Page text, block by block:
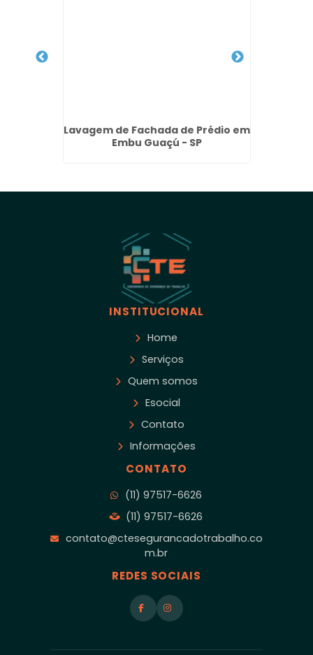
Lavagem de Fachada de Prédio em
Embu Guaçú - SP
INSTITUCIONAL
Home
Serviços
Quem somos
Esocial
Contato
Informações
CONTATO
(11) 97517-6626
(11) 97517-6626
contato@ctesegurancadotrabalho.co
m.br
REDES SOCIAIS